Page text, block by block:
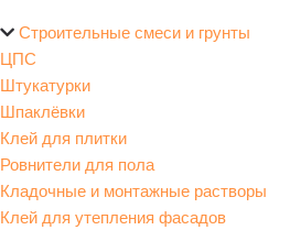
Строительные смеси и грунты
ЦПС
Штукатурки
Шпаклёвки
Клей для плитки
Ровнители для пола
Кладочные и монтажные растворы
Клей для утепления фасадов